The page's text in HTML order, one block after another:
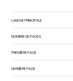
LANGUE PRINCIPALE
NOMBRE DE PAGES
PREMIÈRE PAGE
DERNIÈRE PAGE